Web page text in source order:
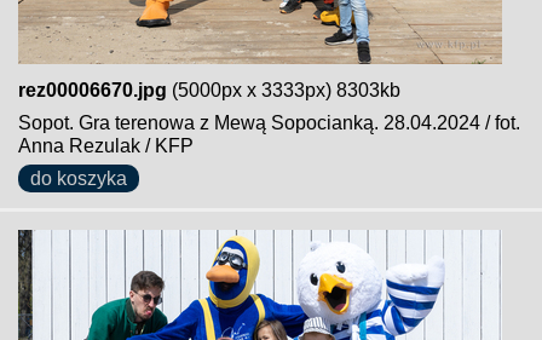
rez00006670.jpg (5000px x 3333px) 8303kb
Sopot. Gra terenowa z Mewą Sopocianką. 28.04.2024 / fot.
Anna Rezulak / KFP
do koszyka